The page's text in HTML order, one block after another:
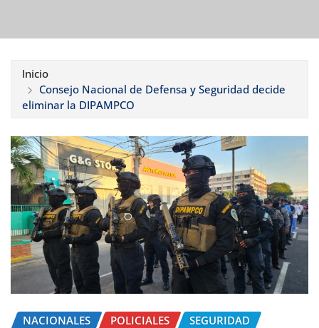
Inicio
Consejo Nacional de Defensa y Seguridad decide
eliminar la DIPAMPCO
NACIONALES POLICIALES SEGURIDAD